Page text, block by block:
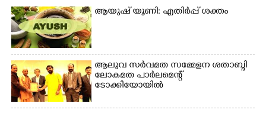
ആയുഷ് യൂണി: എതിർപ്പ് ശക്തം
ആലുവ സർവമത സമ്മേളന ശതാബ്ദി
ലോകമത പാർലമെന്റ്
ടോക്കിയോയിൽ